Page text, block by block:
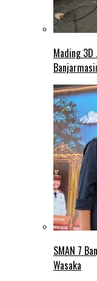
Mading 3D
SMAN 7
Wasaka